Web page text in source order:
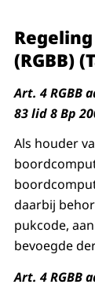
(RGBB)
Art. 4 RGBB
83 lid 8 Bp
Als houder
daarbij
pukcode,
bevoegde
Art. 4 RGBB